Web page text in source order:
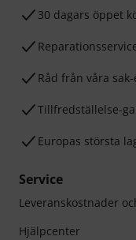
30 dagars öppet
Råd från våra
Tillfredställelse-
Europas största
Service
Leveranskostnader
Hjälpcenter